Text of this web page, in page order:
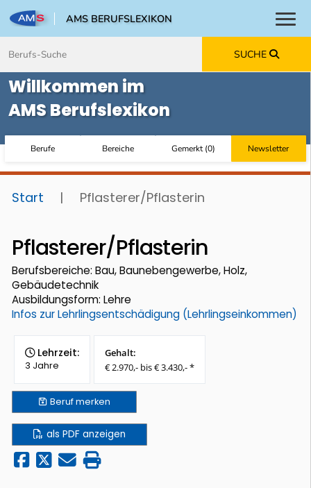
AMS BERUFSLEXIKON
SUCHE
Willkommen im
AMS Berufslexikon
Berufe Bereiche Gemerkt(0) Newsletter
Start | Pflasterer/Pflasterin
Pflasterer/Pflasterin
Berufsbereiche: Bau, Baunebengewerbe, Holz,
Gebäudetechnik
Ausbildungsform: Lehre
Infos zur Lehrlingsentschädigung (Lehrlingseinkommen)
Lehrzeit:
3 Jahre
Gehalt:
€ 2.970,- bis € 3.430,- *
Berufmerken
als PDF anzeigen